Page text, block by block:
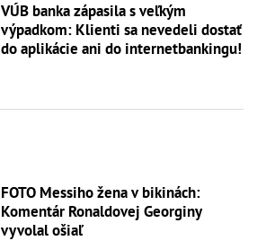
VÚB banka zápasila s veľkým
výpadkom: Klienti sa nevedeli dostať
do aplikácie ani do internetbankingu!
FOTO Messiho žena v bikinách:
Komentár Ronaldovej Georginy
vyvolal ošiaľ